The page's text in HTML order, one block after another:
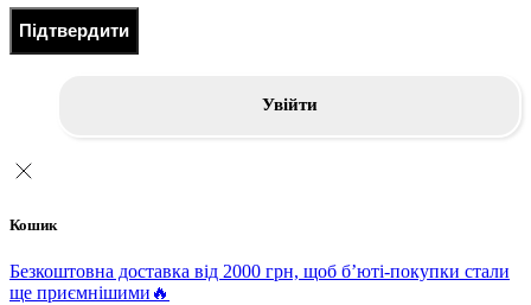
Підтвердити
Увійти
Кошик
Безкоштовна доставка від 2000 грн, щоб б’юті-покупки стали
ще приємнішими🔥